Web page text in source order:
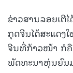
ຂ່າວສານລອຍເຕີ
ກຸດຈີນໄດ້ສະແດງ
ຈີນທີ່ກ້າວໜ້າ ກໍຄື
ພັດທະນາຫຸ່ນຍົນ